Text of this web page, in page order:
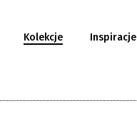
Kolekcje Inspiracje